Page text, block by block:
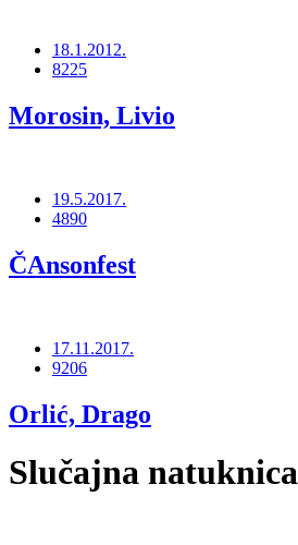
18.1.2012.
8225
Morosin, Livio
19.5.2017.
4890
ČAnsonfest
17.11.2017.
9206
Orlić, Drago
Slučajna natuknica